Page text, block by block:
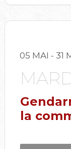
05 MAI - 31
la